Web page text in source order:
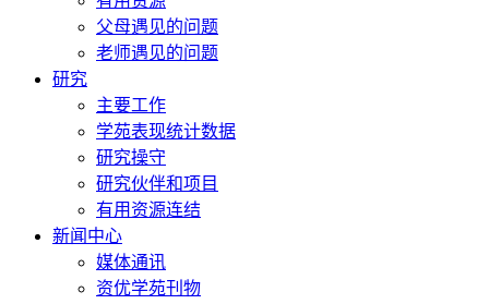
父母遇见的问题
老师遇见的问题
研究
主要工作
学苑表现统计数据
研究操守
研究伙伴和项目
有用资源连结
新闻中心
媒体通讯
资优学苑刊物